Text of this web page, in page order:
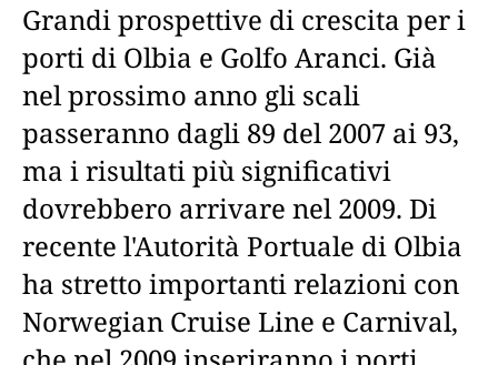
Grandi prospettive di crescita per i
porti di Olbia e Golfo Aranci. Già
nel prossimo anno gli scali
passeranno dagli 89 del 2007 ai 93,
ma i risultati più significativi
dovrebbero arrivare nel 2009. Di
recente l'Autorità Portuale di Olbia
ha stretto importanti relazioni con
Norwegian Cruise Line e Carnival,